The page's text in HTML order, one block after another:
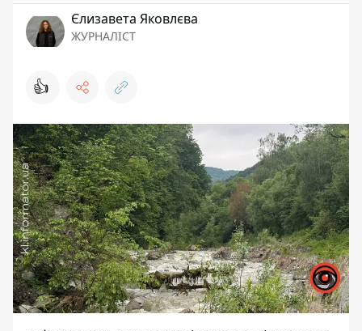
Єлизавета Яковлєва
ЖУРНАЛІСТ
👍